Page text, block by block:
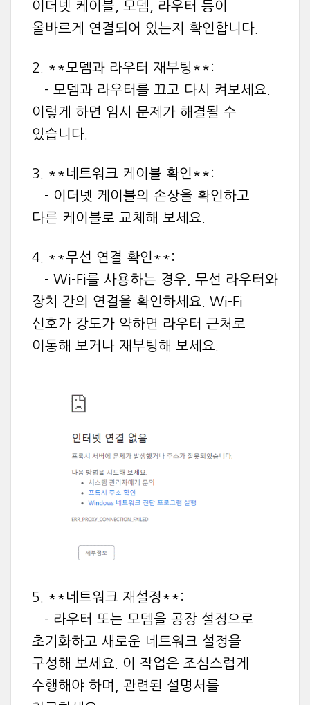
이더넷 케이블, 모뎀, 라우터 등이
올바르게 연결되어 있는지 확인합니다.
2. **모뎀과 라우터 재부팅**:
- 모뎀과 라우터를 끄고 다시 켜보세요.
이렇게 하면 임시 문제가 해결될 수
있습니다.
3. **네트워크 케이블 확인**:
- 이더넷 케이블의 손상을 확인하고
다른 케이블로 교체해 보세요.
4. **무선 연결 확인**:
- Wi-Fi를 사용하는 경우, 무선 라우터와
장치 간의 연결을 확인하세요. Wi-Fi
신호가 강도가 약하면 라우터 근처로
이동해 보거나 재부팅해 보세요.
5. **네트워크 재설정**:
- 라우터 또는 모뎀을 공장 설정으로
초기화하고 새로운 네트워크 설정을
구성해 보세요. 이 작업은 조심스럽게
수행해야 하며, 관련된 설명서를